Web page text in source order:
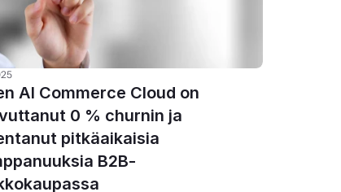
AI Commerce Cloud on
0 % churnin ja
pitkäaikaisia
B2B-